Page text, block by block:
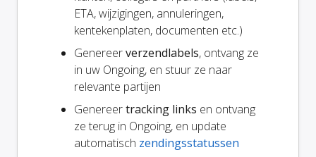
ETA, wijzigingen, annuleringen,
kentekenplaten, documenten etc.)
Genereerverzendlabels, ontvang ze
in uw Ongoing, en stuur ze naar
relevante partijen
Genereertracking links en ontvang
ze terug in Ongoing, en update
automatisch zendingsstatussen